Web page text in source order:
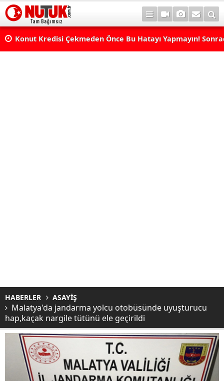
Konut Kredisi Çekmeden Önce Bu Hatayı Yapmayın!
HABERLER ASAYİŞ
Malatya'da jandarma yolcu otobüsünde uyuşturucu
hap,kaçak nargile tütünü ele geçirildi